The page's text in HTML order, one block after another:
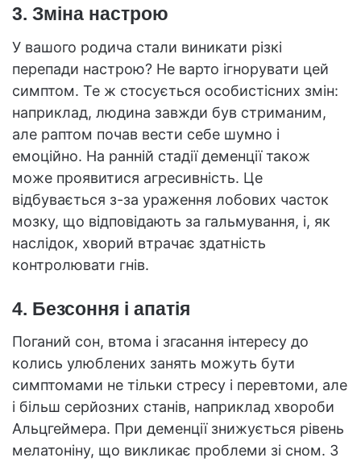
3. Зміна настрою
У вашого родича стали виникати різкі
перепади настрою? Не варто ігнорувати цей
симптом. Те ж стосується особистісних змін:
наприклад, людина завжди був стриманим,
але раптом почав вести себе шумно і
емоційно. На ранній стадії деменції також
може проявитися агресивність. Це
відбувається з-за ураження лобових часток
мозку, що відповідають за гальмування, і, як
наслідок, хворий втрачає здатність
контролювати гнів.
4. Безсоння і апатія
Поганий сон, втома і згасання інтересу до
колись улюблених занять можуть бути
симптомами не тільки стресу і перевтоми, але
і більш серйозних станів, наприклад хвороби
Альцгеймера. При деменції знижується рівень
мелатоніну, що викликає проблеми зі сном. З